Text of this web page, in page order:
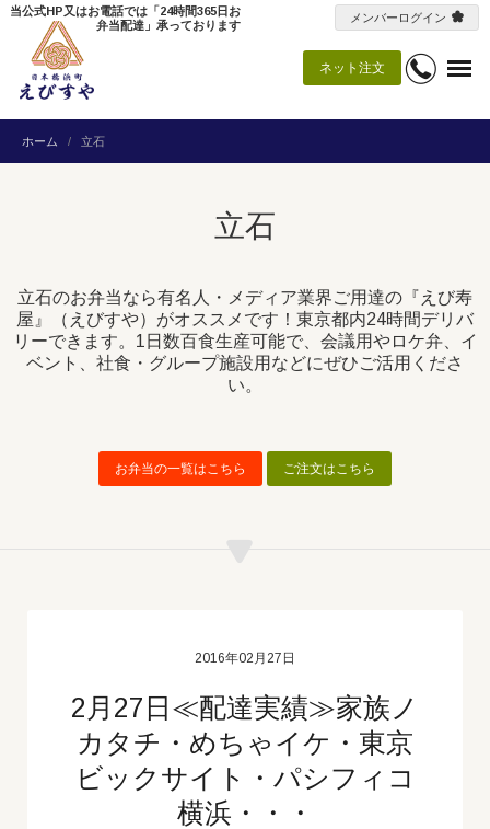
ネット注文
当公式HP又はお電話では「24時間365日お
弁当配達」承っております
メンバーログイン
ホーム 立石
立石
立石のお弁当なら有名人・メディア業界ご用達の『えび寿
屋』（えびすや）がオススメです！東京都内24時間デリバ
リーできます。1日数百食生産可能で、会議用やロケ弁、イ
ベント、社食・グループ施設用などにぜひご活用くださ
い。
お弁当の一覧はこちら ご注文はこちら
2016年02月27日
2月27日≪配達実績≫家族ノ
カタチ・めちゃイケ・東京
ビックサイト・パシフィコ
横浜・・・